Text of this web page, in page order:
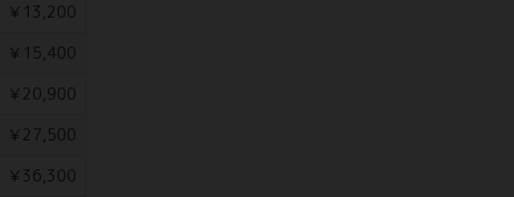
￥13,200
￥15,400
￥20,900
￥27,500
￥36,300